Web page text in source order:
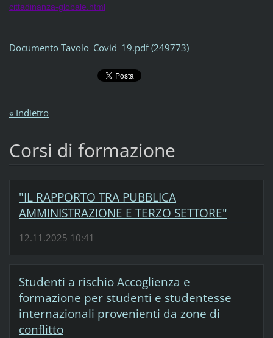
cittadinanza-globale.html
Documento Tavolo_Covid_19.pdf (249773)
« Indietro
Corsi di formazione
"IL RAPPORTO TRA PUBBLICA
AMMINISTRAZIONE E TERZO SETTORE"
12.11.2025 10:41
Studenti a rischio Accoglienza e
formazione per studenti e studentesse
internazionali provenienti da zone di
conflitto